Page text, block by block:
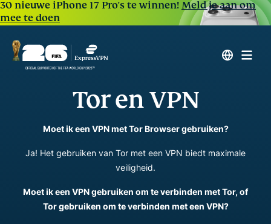
30 nieuwe iPhone 17 Pro's te winnen!Meld je aan om
mee te doen
Tor en VPN
Moet ik een VPN met Tor Browser gebruiken?
Ja! Het gebruiken van Tor met een VPN biedt maximale
veiligheid.
Moet ik een VPN gebruiken om te verbinden met Tor, of
Tor gebruiken om te verbinden met een VPN?